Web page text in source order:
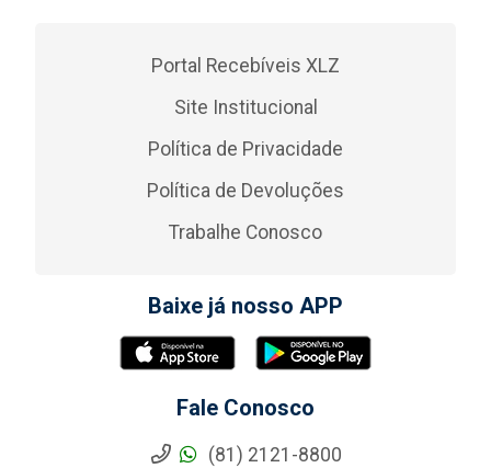
Portal Recebíveis XLZ
Site Institucional
Política de Privacidade
Política de Devoluções
Trabalhe Conosco
Baixe já nosso APP
Fale Conosco
(81) 2121-8800